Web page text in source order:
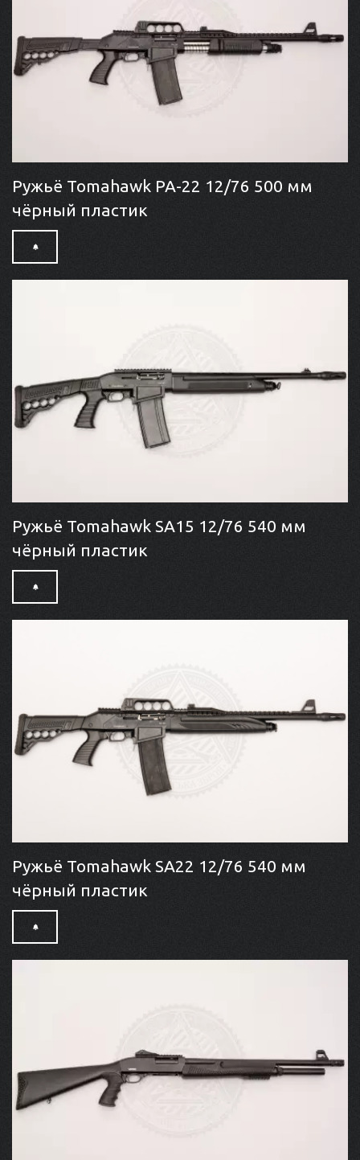
Ружьё Tomahawk PA-22 12/76 500 мм
чёрный пластик
Ружьё Tomahawk SA15 12/76 540 мм
чёрный пластик
Ружьё Tomahawk SA22 12/76 540 мм
чёрный пластик